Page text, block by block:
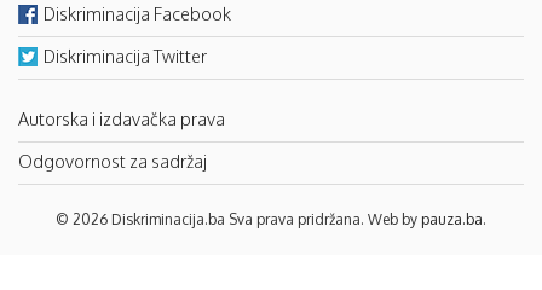
Diskriminacija Facebook
Diskriminacija Twitter
Autorska i izdavačka prava
Odgovornost za sadržaj
© 2026 Diskriminacija.ba Sva prava pridržana. Web by pauza.ba.